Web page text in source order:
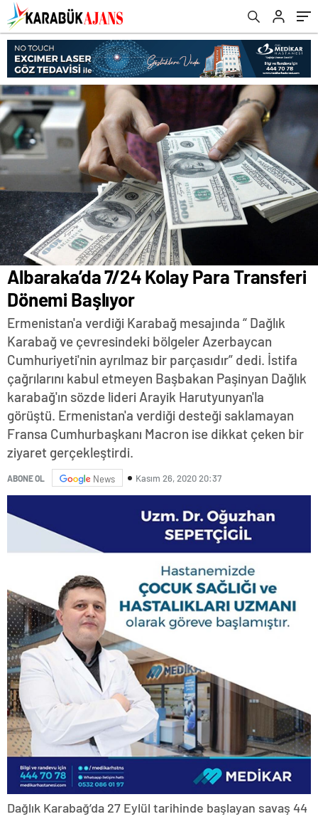
Albaraka’da 7/24 Kolay Para Transferi
Dönemi Başlıyor
Ermenistan'a verdiği Karabağ mesajında “ Dağlık
Karabağ ve çevresindeki bölgeler Azerbaycan
Cumhuriyeti'nin ayrılmaz bir parçasıdır” dedi. İstifa
çağrılarını kabul etmeyen Başbakan Paşinyan Dağlık
karabağ'ın sözde lideri Arayik Harutyunyan'la
görüştü. Ermenistan'a verdiği desteği saklamayan
Fransa Cumhurbaşkanı Macron ise dikkat çeken bir
ziyaret gerçekleştirdi.
ABONE OL News Kasım 26, 2020 20:37
Dağlık Karabağ’da 27 Eylül tarihinde başlayan savaş 44